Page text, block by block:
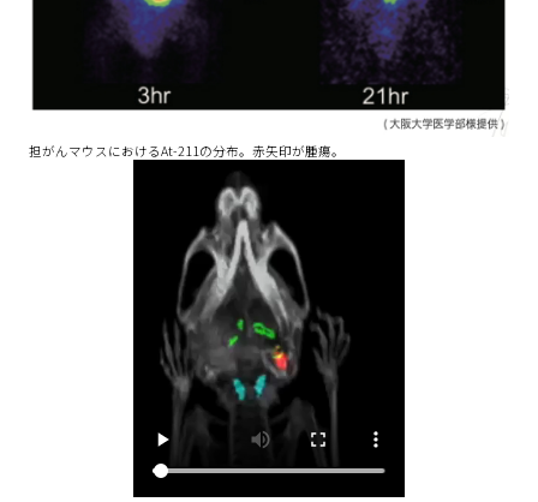
担がんマウスにおけるAt-211の分布。赤矢印が腫瘍。